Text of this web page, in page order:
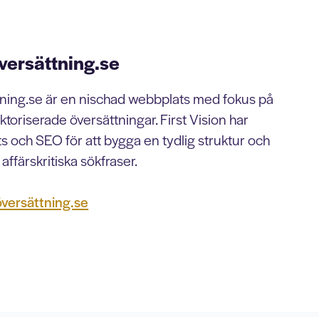
är en nischad webbplats med fokus på
översättningar. First Vision har
och SEO för att bygga en tydlig struktur och
sökfraser.